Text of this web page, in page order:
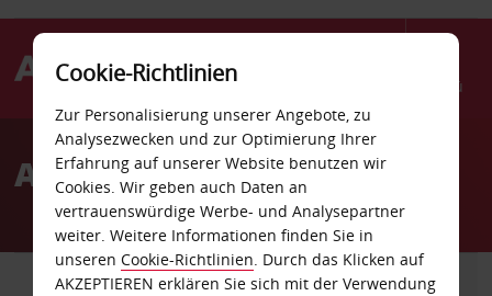
Menü
AvisAutovermietung Aruba
FAHRZEUG TRANSPORTER
Cookie-Richtlinien
Zur Personalisierung unserer Angebote, zu
Analysezwecken und zur Optimierung Ihrer
Erfahrung auf unserer Website benutzen wir
Cookies. Wir geben auch Daten an
vertrauenswürdige Werbe- und Analysepartner
weiter. Weitere Informationen finden Sie in
unseren Cookie-Richtlinien. Durch das Klicken auf
AKZEPTIEREN erklären Sie sich mit der Verwendung